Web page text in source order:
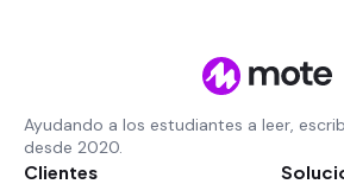
Ayudando a los estudiantes a leer,
desde 2020.
Clientes